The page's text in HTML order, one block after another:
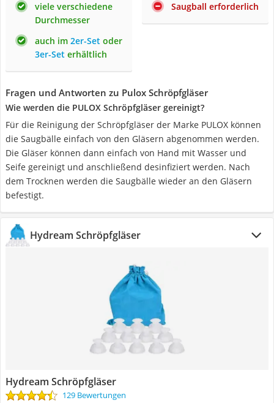
viele verschiedene
Durchmesser
auch im 2er-Set oder
3er-Set erhältlich
Saugball erforderlich
Fragen und Antworten zu Pulox Schröpfgläser
Wie werden die PULOX Schröpfgläser gereinigt?
Für die Reinigung der Schröpfgläser der Marke PULOX können
die Saugbälle einfach von den Gläsern abgenommen werden.
Die Gläser können dann einfach von Hand mit Wasser und
Seife gereinigt und anschließend desinfiziert werden. Nach
dem Trocknen werden die Saugbälle wieder an den Gläsern
befestigt.
Hydream Schröpfgläser
Hydream Schröpfgläser
129 Bewertungen